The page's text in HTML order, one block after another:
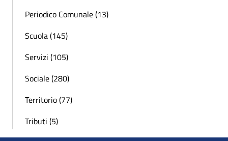
Periodico Comunale (13)
Scuola (145)
Servizi (105)
Sociale (280)
Territorio (77)
Tributi (5)